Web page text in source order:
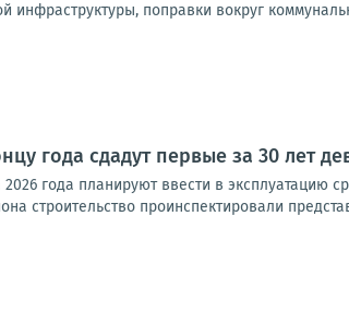
инфраструктуры, поправки вокруг
года сдадут первые за 30 лет
года планируют ввести в эксплуатацию
строительство проинспектировали